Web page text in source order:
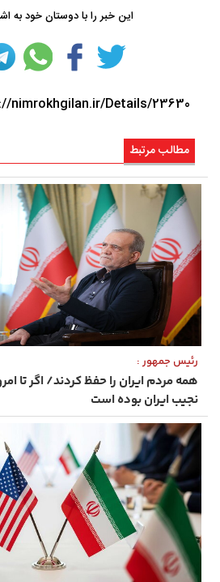
این خبر را با دوستان خود به
nimrokhgilan.ir/Details/23630
مطالب مرتبط
رئیس ‌جمهور :
همه مردم ایران را حفظ کردند/ اگر تا
نجیب ایران بوده است